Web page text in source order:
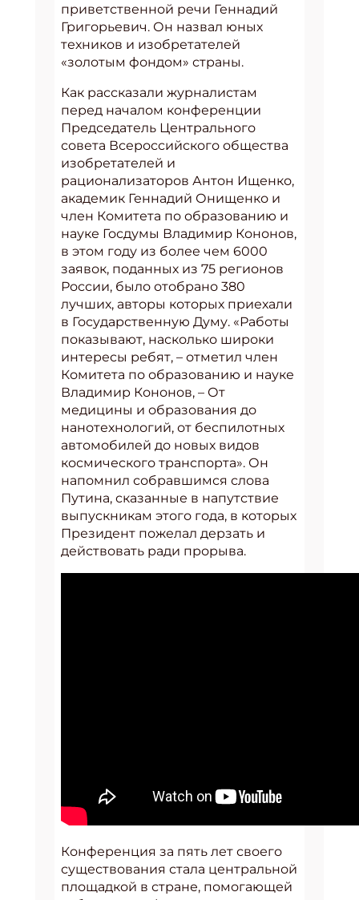
приветственной речи Геннадий
Григорьевич. Он назвал юных
техников и изобретателей
«золотым фондом» страны.
Как рассказали журналистам
перед началом конференции
Председатель Центрального
совета Всероссийского общества
изобретателей и
рационализаторов Антон Ищенко,
академик Геннадий Онищенко и
член Комитета по образованию и
науке Госдумы Владимир Кононов,
в этом году из более чем 6000
заявок, поданных из 75 регионов
России, было отобрано 380
лучших, авторы которых приехали
в Государственную Думу. «Работы
показывают, насколько широки
интересы ребят, – отметил член
Комитета по образованию и науке
Владимир Кононов, – От
медицины и образования до
нанотехнологий, от беспилотных
автомобилей до новых видов
космического транспорта». Он
напомнил собравшимся слова
Путина, сказанные в напутствие
выпускникам этого года, в которых
Президент пожелал дерзать и
действовать ради прорыва.
Конференция за пять лет своего
существования стала центральной
площадкой в стране, помогающей